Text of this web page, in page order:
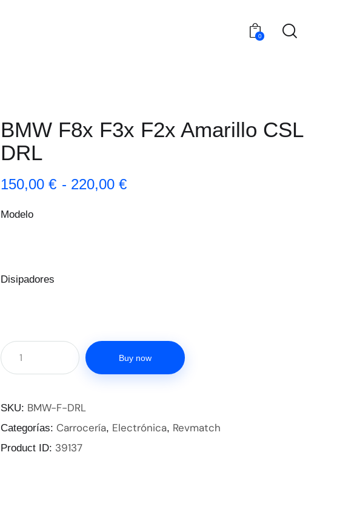
0
BMW F8x F3x F2x Amarillo CSL
DRL
150,00€ - 220,00€
Modelo
Disipadores
Buy now
SKU: BMW-F-DRL
Categorías:Carrocería, Electrónica, Revmatch
Product ID: 39137